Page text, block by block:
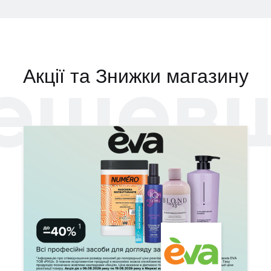
Акції та Знижки магазину